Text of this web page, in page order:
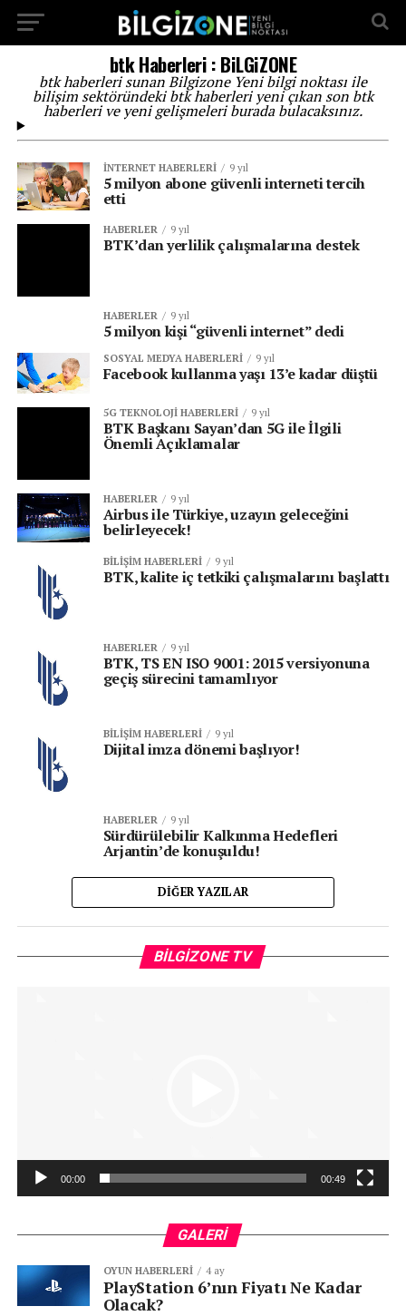
btk Haberleri : BiLGiZONE
btk haberleri sunan Bilgizone Yeni bilgi noktası ile
bilişim sektöründeki btk haberleri yeni çıkan son btk
haberleri ve yeni gelişmeleri burada bulacaksınız.
İNTERNET HABERLERI 9 yıl
5 milyon abone güvenli interneti tercih
etti
HABERLER 9 yıl
BTK’dan yerlilik çalışmalarına destek
HABERLER 9 yıl
5 milyon kişi “güvenli internet” dedi
SOSYAL MEDYA HABERLERI 9 yıl
Facebook kullanma yaşı 13’e kadar düştü
5G TEKNOLOJI HABERLERI 9 yıl
BTK Başkanı Sayan’dan 5G ile İlgili
Önemli Açıklamalar
HABERLER 9 yıl
Airbus ile Türkiye, uzayın geleceğini
belirleyecek!
BILIŞIM HABERLERI 9 yıl
BTK, kalite iç tetkiki çalışmalarını başlattı
HABERLER 9 yıl
BTK, TS EN ISO 9001: 2015 versiyonuna
geçiş sürecini tamamlıyor
BILIŞIM HABERLERI 9 yıl
Dijital imza dönemi başlıyor!
HABERLER 9 yıl
Sürdürülebilir Kalkınma Hedefleri
Arjantin’de konuşuldu!
DIĞER YAZILAR
BILGIZONE TV
00:00 00:49
GALERI
OYUN HABERLERI 4 ay
PlayStation 6’nın Fiyatı Ne Kadar
Olacak?